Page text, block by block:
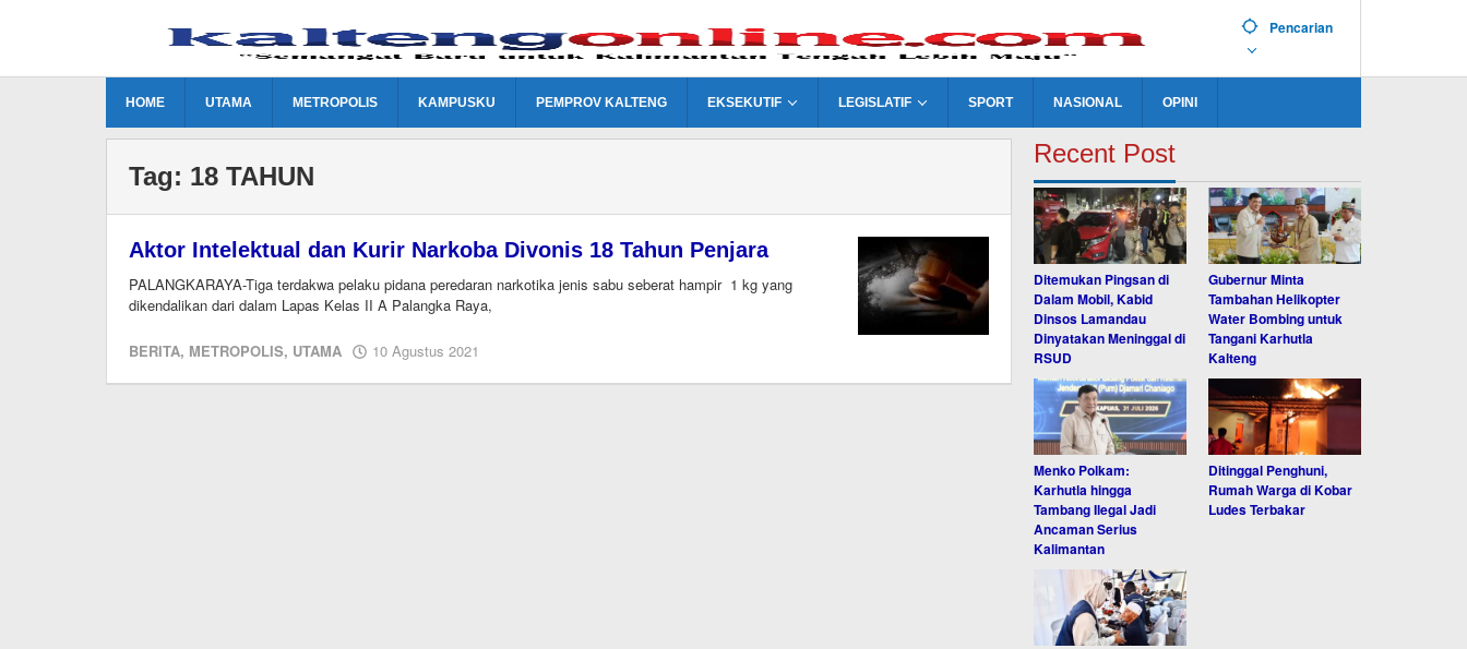
Pencarian
HOME UTAMA METROPOLIS KAMPUSKU PEMPROV KALTENG EKSEKUTIF LEGISLATIF SPORT NASIONAL OPINI
Tag: 18 TAHUN
Aktor Intelektual dan Kurir Narkoba Divonis 18 Tahun Penjara
PALANGKARAYA-Tiga terdakwa pelaku pidana peredaran narkotika jenis sabu seberat hampir 1 kg yang
dikendalikan dari dalam Lapas Kelas II A Palangka Raya,
BERITA, METROPOLIS, UTAMA 10 Agustus 2021
Recent Post
Ditemukan Pingsan di
Dalam Mobil, Kabid
Dinsos Lamandau
Dinyatakan Meninggal di
RSUD
Gubernur Minta
Tambahan Helikopter
Water Bombing untuk
Tangani Karhutla
Kalteng
Menko Polkam:
Karhutla hingga
Tambang Ilegal Jadi
Ancaman Serius
Kalimantan
Ditinggal Penghuni,
Rumah Warga di Kobar
Ludes Terbakar